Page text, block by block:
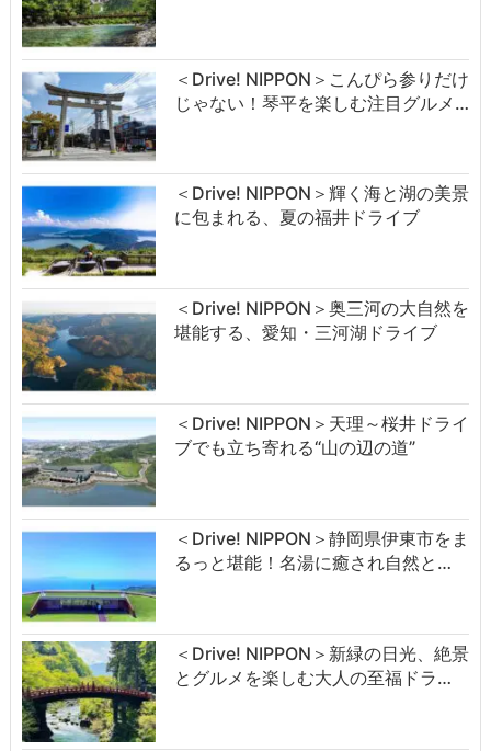
＜Drive! NIPPON＞こんぴら参りだけ
じゃない！琴平を楽しむ注目グルメ…
＜Drive! NIPPON＞輝く海と湖の美景
に包まれる、夏の福井ドライブ
＜Drive! NIPPON＞奥三河の大自然を
堪能する、愛知・三河湖ドライブ
＜Drive! NIPPON＞天理～桜井ドライ
ブでも立ち寄れる“山の辺の道”
＜Drive! NIPPON＞静岡県伊東市をま
るっと堪能！名湯に癒され自然と…
＜Drive! NIPPON＞新緑の日光、絶景
とグルメを楽しむ大人の至福ドラ…